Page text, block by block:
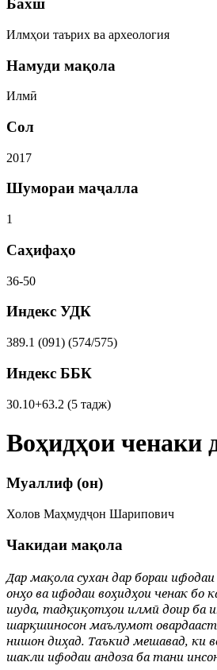
Бахш
Илмҳои таърих ва археология
Намуди мақола
Илмӣ
Сол
2017
Шумораи маҷалла
1
Саҳифаҳо
36-50
Индекс УДК
389.1 (091) (574/575)
Индекс ББК
30.10+63.2 (5 тадж)
Воҳидҳои ченаки
Муаллиф (он)
Холов Маҳмудҷон Шарипович
Чакидаи мақола
Дар мақола сухан дар бораи
онҳо ва ифодаи воҳидҳои ченак
шуда, тадқиқотҳои илмӣ доир ба
шарқшиносон маълумот
нишон диҳад. Таъкид мешавад, ки
шакли ифодаи андоза ба тани